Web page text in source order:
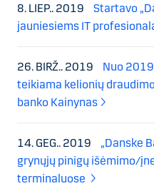
8. LIEP.. 2019
Startavo
jauniesiems IT
26. BIRŽ.. 2019
Nuo
teikiama kelionių
banko Kainynas
14. GEG.. 2019
„Danske
grynųjų pinigų išėmimo/
terminaluose